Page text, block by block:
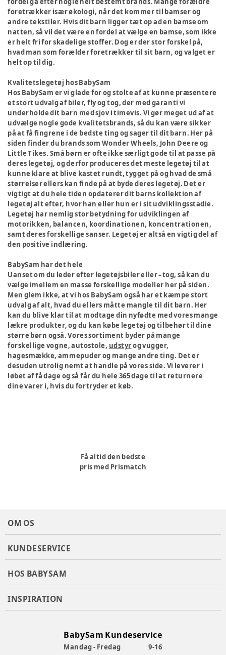
foretrækker især økologi, når det kommer til bamser og
andre tekstiler. Hvis dit barn ligger tæt op ad en bamse om
natten, så vil det være en fordel at vælge en bamse, som ikke
er helt fri for skadelige stoffer. Dog er der stor forskel på,
hvad man som forælder foretrækker til sit barn, og valget er
helt op til dig.
Kvalitetslegetøj hos BabySam
Hos BabySam er vi glade for og stolte af at kunne præsentere
et stort udvalg af biler, fly og tog, der med garanti vi
underholde dit barn med sjov i timevis. Vi gør meget ud af at
udvælge nogle gode kvalitetsbrands, så du kan være sikker
på at få fingrene i de bedste ting og sager til dit barn. Her på
siden finder du brands som Wonder Wheels, John Deere og
Little Tikes. Små børn er ofte ikke særligt gode til at passe på
deres legetøj, og derfor produceres det meste legetøj til at
kunne klare at blive kastet rundt, tygget på og hvad de små
størrelser ellers kan finde på at byde deres legetøj. Det er
vigtigt at du hele tiden opdaterer dit barns kollektion af
legetøj alt efter, hvor han eller hun er i sit udviklingsstadie.
Legetøj har nemlig stor betydning for udviklingen af
motorikken, balancen, koordinationen, koncentrationen,
samt deres forskellige sanser. Legetøj er altså en vigtig del af
den positive indlæring.
BabySam har det hele
Uanset om du leder efter legetøjsbiler eller –tog, så kan du
vælge imellem en masse forskellige modeller her på siden.
Men glem ikke, at vi hos BabySam også har et kæmpe stort
udvalg af alt, hvad du ellers måtte mangle til dit barn. Her
kan du blive klar til at modtage din nyfødte med vores mange
lækre produkter, og du kan købe legetøj og tilbehør til dine
større børn også. Vores sortiment byder på mange
forskellige vogne, autostole, udstyrog vugger,
hagesmække, ammepuder og mange andre ting. Det er
desuden utrolig nemt at handle på vores side. Vi leverer i
løbet af få dage og så får du hele 365 dage til at returnere
dine varer i, hvis du fortryder et køb.
Få altid den bedste
pris med Prismatch
OM OS
KUNDESERVICE
HOS BABYSAM
INSPIRATION
BabySam Kundeservice
Mandag - Fredag 9-16